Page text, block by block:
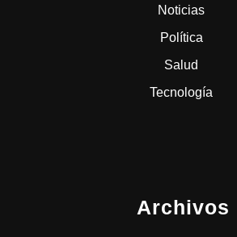
Noticias
Política
Salud
Tecnología
Archivos